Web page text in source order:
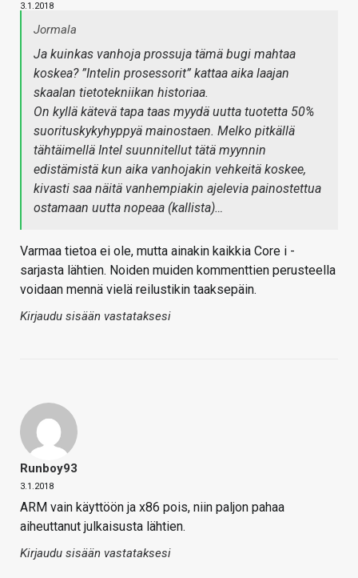
3.1.2018
Jormala
Ja kuinkas vanhoja prossuja tämä bugi mahtaa
koskea? ”Intelin prosessorit” kattaa aika laajan
skaalan tietotekniikan historiaa.
On kyllä kätevä tapa taas myydä uutta tuotetta 50%
suorituskykyhyppyä mainostaen. Melko pitkällä
tähtäimellä Intel suunnitellut tätä myynnin
edistämistä kun aika vanhojakin vehkeitä koskee,
kivasti saa näitä vanhempiakin ajelevia painostettua
ostamaan uutta nopeaa (kallista)…
Varmaa tietoa ei ole, mutta ainakin kaikkia Core i -
sarjasta lähtien. Noiden muiden kommenttien perusteella
voidaan mennä vielä reilustikin taaksepäin.
Kirjaudu sisään vastataksesi
Runboy93
3.1.2018
ARM vain käyttöön ja x86 pois, niin paljon pahaa
aiheuttanut julkaisusta lähtien.
Kirjaudu sisään vastataksesi